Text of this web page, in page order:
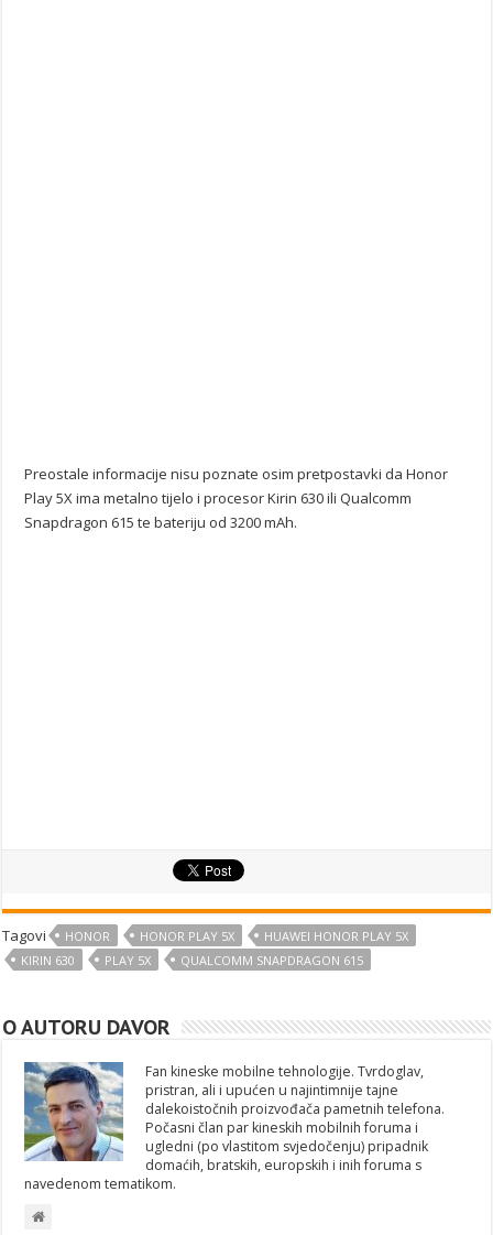
Preostale informacije nisu poznate osim pretpostavki da Honor
Play 5X ima metalno tijelo i procesor Kirin 630 ili Qualcomm
Snapdragon 615 te bateriju od 3200 mAh.
Tagovi HONOR HONOR PLAY 5X
HUAWEI HONOR PLAY 5X
KIRIN 630
PLAY 5X QUALCOMM SNAPDRAGON 615
O AUTORU DAVOR
Fan kineske mobilne tehnologije. Tvrdoglav,
pristran, ali i upućen u najintimnije tajne
dalekoistočnih proizvođača pametnih telefona.
Počasni član par kineskih mobilnih foruma i
ugledni (po vlastitom svjedočenju) pripadnik
domaćih, bratskih, europskih i inih foruma s
navedenom tematikom.